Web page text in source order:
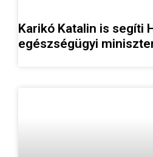
Karikó Katalin is segíti
egészségügyi